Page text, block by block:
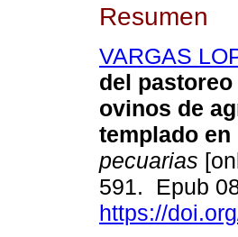
Resumen
VARGAS
del
ovinos de
templado en
pecuarias
591. Epub
https://